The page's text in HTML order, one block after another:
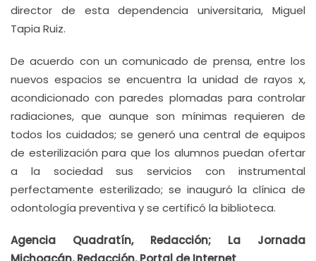
director de esta dependencia universitaria, Miguel
Tapia Ruiz.
De acuerdo con un comunicado de prensa, entre los
nuevos espacios se encuentra la unidad de rayos x,
acondicionado con paredes plomadas para controlar
radiaciones, que aunque son mínimas requieren de
todos los cuidados; se generó una central de equipos
de esterilización para que los alumnos puedan ofertar
a la sociedad sus servicios con instrumental
perfectamente esterilizado; se inauguró la clínica de
odontología preventiva y se certificó la biblioteca.
Agencia Quadratín, Redacción; La Jornada